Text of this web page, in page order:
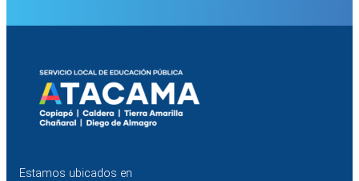
Estamos ubicados en